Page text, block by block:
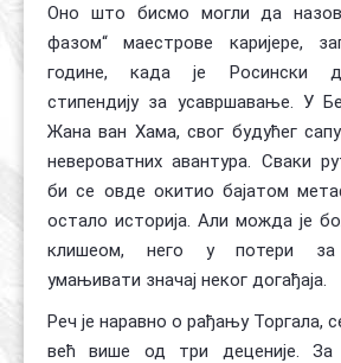
Оно што бисмо могли да
фазом“ маестрове каријере,
године, када је Росински
стипендију за усавршавање. У
Жана ван Хама, свог будућег
невероватних авантура. Сваки
би се овде окитио бајатом
остало историја. Али можда је
клишеом, него у потери за
умањивати значај неког догађаја.
Реч је наравно о рађању Торгала,
већ више од три деценије. За